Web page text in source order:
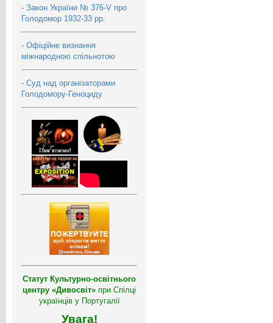
- Закон України № 376-V про
Голодомор 1932-33 рр.
- Офіційне визнання
міжнародною спільнотою
- Суд над організаторами
Голодомору-Геноциду
Статут Культурно-освітнього
центру «Дивосвіт» при Спілці
українців у Португалії
Увага!